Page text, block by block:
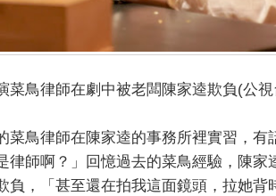
菜鳥律師在劇中被老闆陳家逵欺負(公視
菜鳥律師在陳家逵的事務所裡實習，
律師啊？」回憶過去的菜鳥經驗，陳
負，「甚至還在拍我這面鏡頭，拉她背